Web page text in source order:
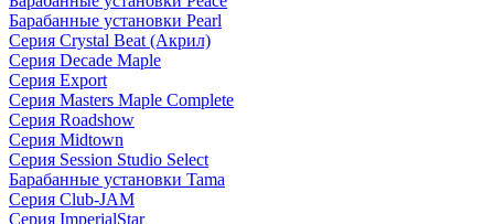
Барабанные установки Pearl
Серия Crystal Beat (Акрил)
Серия Decade Maple
Серия Export
Серия Masters Maple Complete
Серия Roadshow
Серия Midtown
Серия Session Studio Select
Барабанные установки Tama
Серия Club-JAM
Серия ImperialStar